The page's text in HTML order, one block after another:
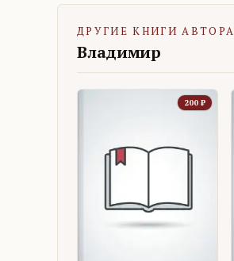
ДРУГИЕ КНИГИ АВТОРА
Владимир
200 ₽